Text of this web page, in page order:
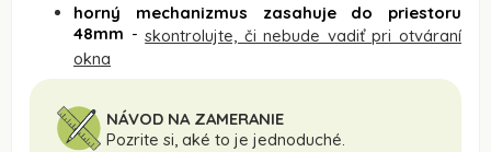
horný mechanizmus zasahuje do priestoru
48mm - skontrolujte, či nebude vadiť pri otváraní
okna
NÁVOD NA ZAMERANIE
Pozrite si, aké to je jednoduché.